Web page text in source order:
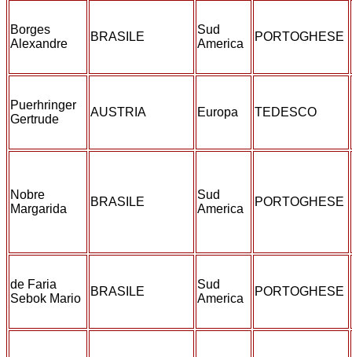
Borges
Alexandre
BRASILE
Sud
America
PORTOGHESE
Puerhringer
Gertrude
AUSTRIA Europa TEDESCO
Nobre
Margarida
BRASILE
Sud
America
PORTOGHESE
de Faria
Sebok Mario
BRASILE
Sud
America
PORTOGHESE